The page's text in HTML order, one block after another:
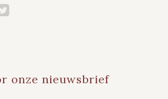
onze nieuwsbrief